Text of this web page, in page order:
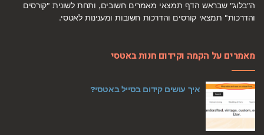
ה"בלוג" שבראש הדף תמצאי מאמרים חשובים, ותחת לשונית "קורסים
והדרכות" תמצאי קורסים והדרכות חשובות ומענינות לאטסי.
מאמרים על הקמה וקידום חנות באטסי
איך עושים קידום בסייל באטסי?